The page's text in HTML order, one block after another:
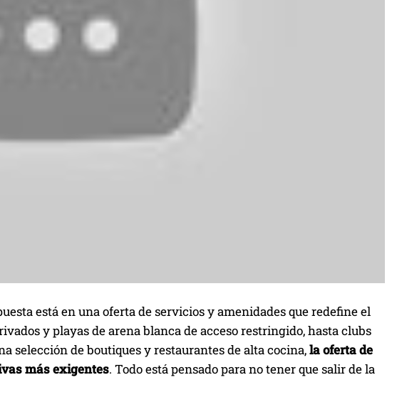
está en una oferta de servicios y amenidades que redefine el
y playas de arena blanca de acceso restringido, hasta clubs
selección de boutiques y restaurantes de alta cocina,la oferta de
más exigentes. Todo está pensado para no tener que salir de la